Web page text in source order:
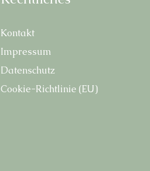
Kon­takt
Impres­sum
Daten­schutz
Coo­kie-Richt­li­nie (EU)